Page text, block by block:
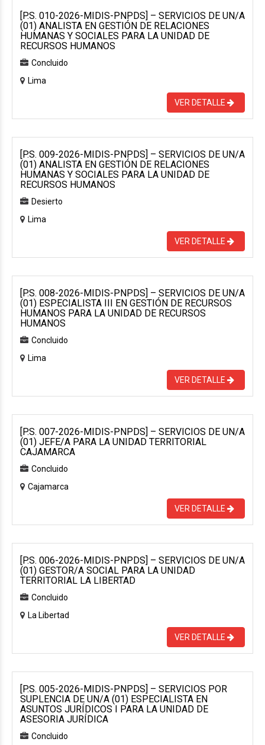
[P.S. 010-2026-MIDIS-PNPDS] – SERVICIOS DE UN/A
(01) ANALISTA EN GESTIÓN DE RELACIONES
HUMANAS Y SOCIALES PARA LA UNIDAD DE
RECURSOS HUMANOS
Concluido
Lima
VER DETALLE
[P.S. 009-2026-MIDIS-PNPDS] – SERVICIOS DE UN/A
(01) ANALISTA EN GESTIÓN DE RELACIONES
HUMANAS Y SOCIALES PARA LA UNIDAD DE
RECURSOS HUMANOS
Desierto
Lima
VER DETALLE
[P.S. 008-2026-MIDIS-PNPDS] – SERVICIOS DE UN/A
(01) ESPECIALISTA III EN GESTIÓN DE RECURSOS
HUMANOS PARA LA UNIDAD DE RECURSOS
HUMANOS
Concluido
Lima
VER DETALLE
[P.S. 007-2026-MIDIS-PNPDS] – SERVICIOS DE UN/A
(01) JEFE/A PARA LA UNIDAD TERRITORIAL
CAJAMARCA
Concluido
Cajamarca
VER DETALLE
[P.S. 006-2026-MIDIS-PNPDS] – SERVICIOS DE UN/A
(01) GESTOR/A SOCIAL PARA LA UNIDAD
TERRITORIAL LA LIBERTAD
Concluido
La Libertad
VER DETALLE
[P.S. 005-2026-MIDIS-PNPDS] – SERVICIOS POR
SUPLENCIA DE UN/A (01) ESPECIALISTA EN
ASUNTOS JURÍDICOS I PARA LA UNIDAD DE
ASESORIA JURÍDICA
Concluido